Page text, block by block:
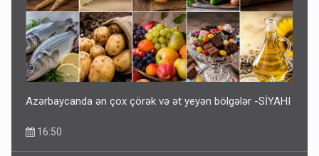
Geri çağırılan səfir Abel Məhərrəmovun oğludur - DOSYE
14:07
Azərbaycanda ən çox çörək və ət yeyən bölgələr -SİYAHI
16:50